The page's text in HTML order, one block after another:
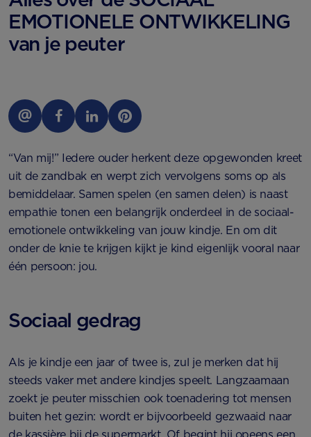
EMOTIONELE ONTWIKKELING
van je peuter
“Van mij!” Iedere ouder herkent deze opgewonden kreet
uit de zandbak en werpt zich vervolgens soms op als
bemiddelaar. Samen spelen (en samen delen) is naast
empathie tonen een belangrijk onderdeel in de sociaal-
emotionele ontwikkeling van jouw kindje. En om dit
onder de knie te krijgen kijkt je kind eigenlijk vooral naar
één persoon: jou.
Sociaal gedrag
Als je kindje een jaar of twee is, zul je merken dat hij
steeds vaker met andere kindjes speelt. Langzaamaan
zoekt je peuter misschien ook toenadering tot mensen
buiten het gezin: wordt er bijvoorbeeld gezwaaid naar